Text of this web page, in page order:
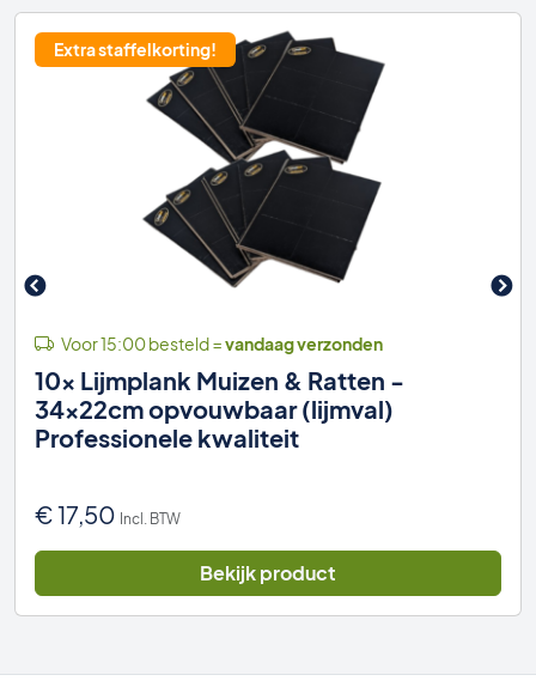
Extra staffelkorting!
Voor 15:00 besteld =vandaag verzonden
10x Lijmplank Muizen & Ratten -
34x22cm opvouwbaar (lijmval)
Professionele kwaliteit
€17,50 Incl. BTW
Bekijk product